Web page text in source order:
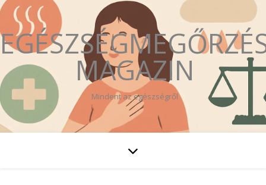
MAGAZIN
Mindent az egészségről